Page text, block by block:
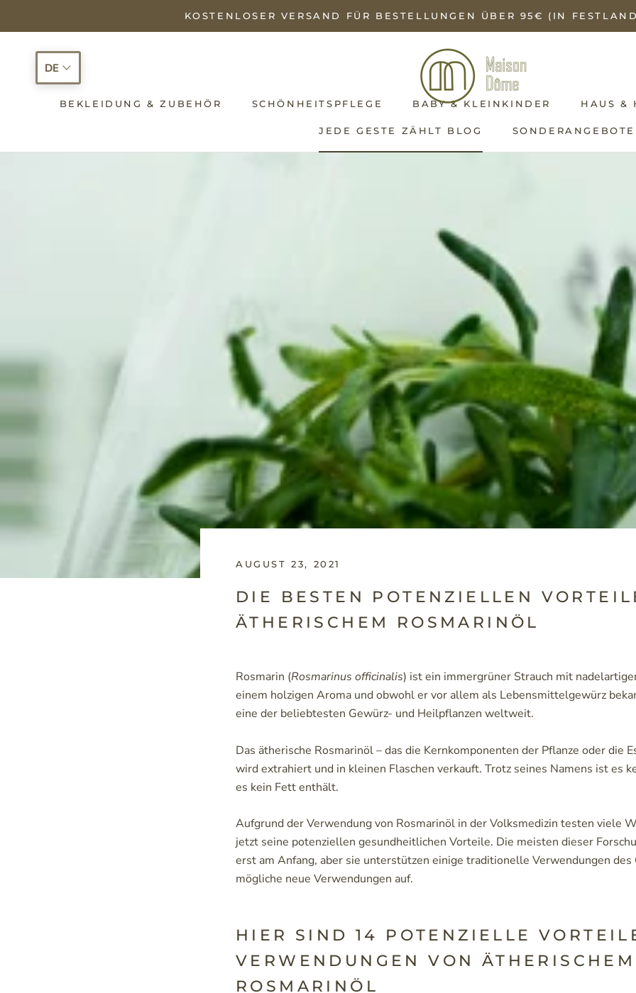
KOSTENLOSER VERSAND FÜR BESTELLUNGEN ÜBER 95€ (IN
BEKLEIDUNG & ZUBEHÖR SCHÖNHEITSPFLEGE BABY & KLEINKINDER HAUS &
JEDE GESTE ZÄHLT BLOG
SONDERANGEBOTE
TEILEN
AUGUST 23, 2021
DIE BESTEN POTENZIELLEN
ÄTHERISCHEM ROSMARINÖL
Rosmarin (Rosmarinus officinalis) ist ein immergrüner Strauch mit
einem holzigen Aroma und obwohl er vor allem als Lebensmittelgewürz
eine der beliebtesten Gewürz- und Heilpflanzen weltweit.
Das ätherische Rosmarinöl – das die Kernkomponenten der Pflanze oder die
wird extrahiert und in kleinen Flaschen verkauft. Trotz seines Namens ist es
es kein Fett enthält.
Aufgrund der Verwendung von Rosmarinöl in der Volksmedizin testen viele
jetzt seine potenziellen gesundheitlichen Vorteile. Die meisten dieser
erst am Anfang, aber sie unterstützen einige traditionelle Verwendungen des
mögliche neue Verwendungen auf.
HIER SIND 14 POTENZIELLE
VERWENDUNGEN VON ÄTHERISCHEM
ROSMARINÖL
DE